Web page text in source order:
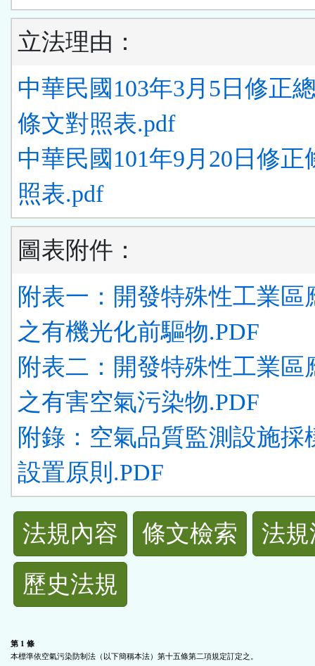
立法理由：
中華民國103年3月5日修正
條文對照表.pdf
中華民國101年9月20日修正
照表.pdf
圖表附件：
附表一：開發特殊性工業區
之有機光化前驅物.PDF
附表二：開發特殊性工業區
之有害空氣污染物.PDF
附錄：空氣品質監測設施採
設置原則.PDF
法
規
功
法規內容 條文檢索
法
歷史法規
第 1 條
本標準依空氣污染防制法（以下簡稱本法）第十五條第二項規定訂定之。